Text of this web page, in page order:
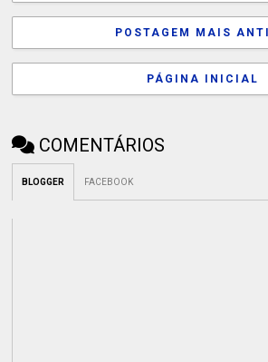
POSTAGEM MAIS
PÁGINA INICIAL
COMENTÁRIOS
BLOGGER FACEBOOK